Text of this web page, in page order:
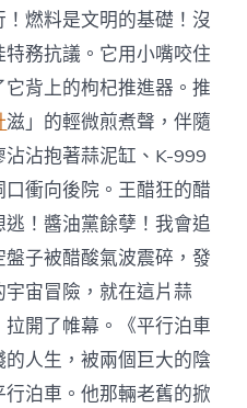
燃料是文明的基礎！沒
務抗議。它用小嘴咬住
背上的枸杞推進器。推
滋」的輕微煎煮聲，伴隨
沾抱著蒜泥缸、K-999
衝向後院。王醋狂的醋
！醬油黨餘孽！我會追
子被醋酸氣波震碎，發
宙冒險，就在這片蒜
開了帷幕。《平行泊車
人生，被兩個巨大的陰
泊車。他那輛老舊的掀